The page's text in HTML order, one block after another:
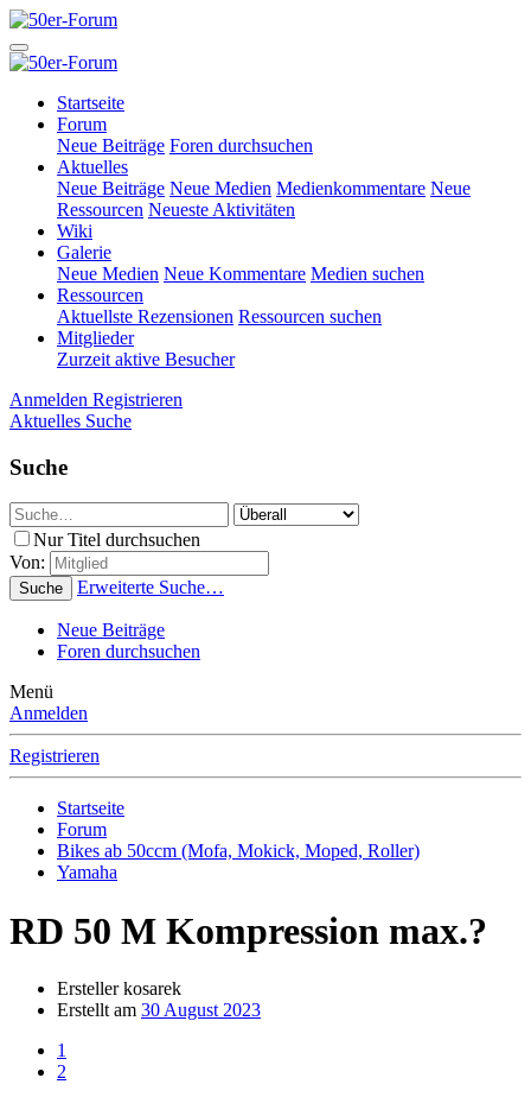
Startseite
Forum
Neue Beiträge Foren durchsuchen
Aktuelles
Neue Beiträge Neue Medien Medienkommentare Neue
Ressourcen Neueste Aktivitäten
Wiki
Galerie
Neue Medien Neue Kommentare Medien suchen
Ressourcen
Aktuellste Rezensionen Ressourcen suchen
Mitglieder
Zurzeit aktive Besucher
Anmelden Registrieren
Aktuelles Suche
Suche
Nur Titel durchsuchen
Von:
Suche Erweiterte Suche…
Neue Beiträge
Foren durchsuchen
Menü
Anmelden
Registrieren
Startseite
Forum
Bikes ab 50ccm (Mofa, Mokick, Moped, Roller)
Yamaha
RD 50 M Kompression max.?
Erstellerkosarek
Erstellt am 30 August 2023
1
2